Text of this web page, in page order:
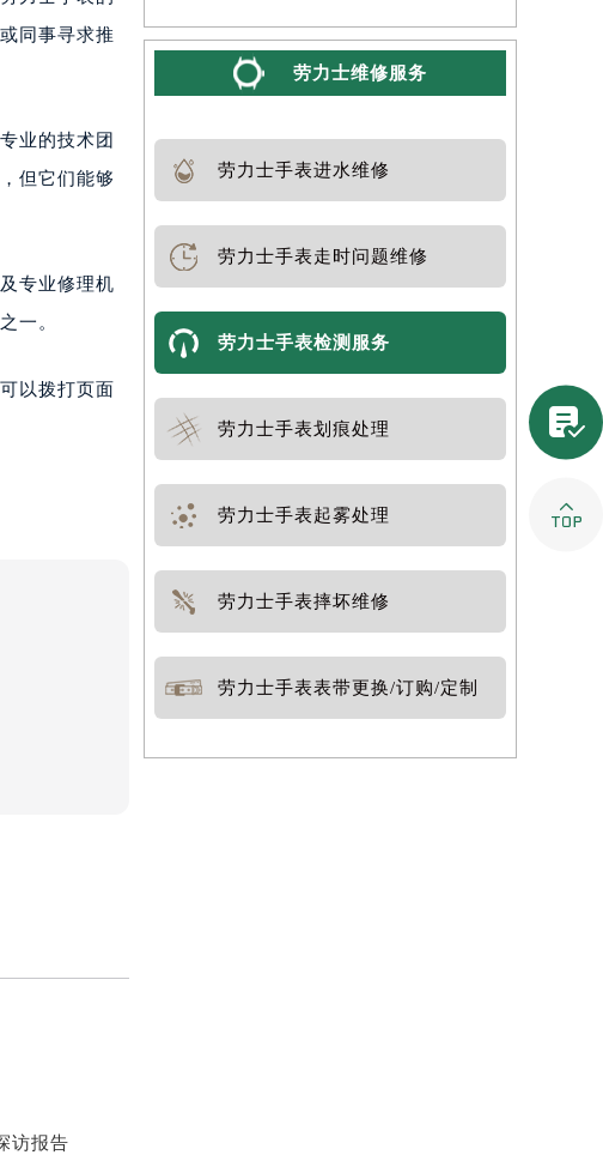
同事寻求推
业的技术团
但它们能够
专业修理机
一。
以拨打页面
访报告
劳力士维修服务
劳力士手表进水维修
劳力士手表走时问题维修
劳力士手表检测服务
劳力士手表划痕处理
劳力士手表起雾处理
劳力士手表摔坏维修
劳力士手表表带更换/订购/定制

